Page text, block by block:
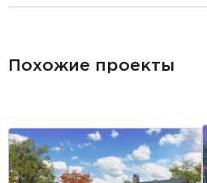
Похожие проекты